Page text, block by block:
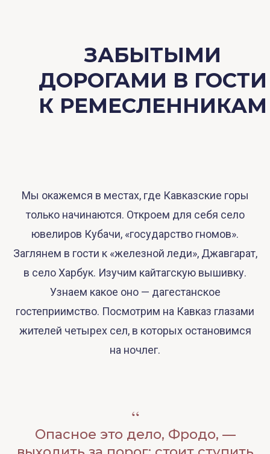
ЗАБЫТЫМИ
ДОРОГАМИ В ГОСТИ
К РЕМЕСЛЕННИКАМ
Мы окажемся в местах, где Кавказские горы
только начинаются. Откроем для себя село
ювелиров Кубачи, «государство гномов».
Заглянем в гости к «железной леди», Джавгарат,
в село Харбук. Изучим кайтагскую вышивку.
Узнаем какое оно — дагестанское
гостеприимство. Посмотрим на Кавказ глазами
жителей четырех сел, в которых остановимся
на ночлег.
“
Опасное это дело, Фродо, —